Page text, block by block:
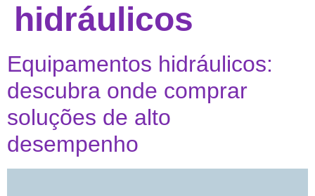
hidráulicos
Equipamentos hidráulicos:
descubra onde comprar
soluções de alto
desempenho